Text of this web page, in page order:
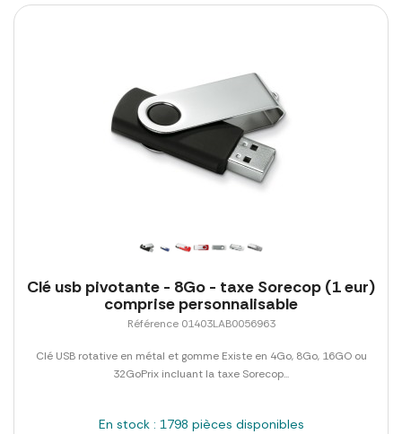
Clé usb pivotante - 8Go - taxe Sorecop (1 eur)
comprise personnalisable
Référence 01403LAB0056963
Clé USB rotative en métal et gomme Existe en 4Go, 8Go, 16GO ou
32GoPrix incluant la taxe Sorecop...
En stock : 1798 pièces disponibles